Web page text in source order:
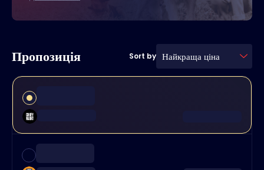
Пропозиція Sort by Найкраща ціна